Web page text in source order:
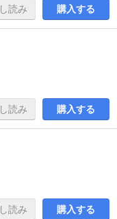
読み 購入する
読み 購入する
読み 購入する